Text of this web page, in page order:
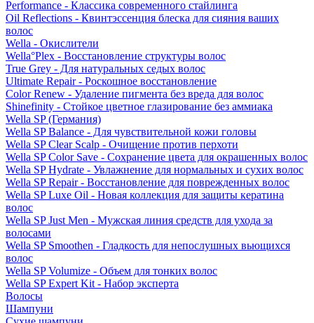
Performance - Классика современного стайлинга
Oil Reflections - Квинтэссенция блеска для сияния ваших
волос
Wella - Окислители
Wella°Plex - Восстановление структуры волос
True Grey - Для натуральных седых волос
Ultimate Repair - Роскошное восстановление
Color Renew - Удаление пигмента без вреда для волос
Shinefinity - Стойкое цветное глазирование без аммиака
Wella SP (Германия)
Wella SP Balance - Для чувствительной кожи головы
Wella SP Clear Scalp - Очищение против перхоти
Wella SP Color Save - Сохранение цвета для окрашенных волос
Wella SP Hydrate - Увлажнение для нормальных и сухих волос
Wella SP Repair - Восстановление для поврежденных волос
Wella SP Luxe Oil - Новая коллекция для защиты кератина
волос
Wella SP Just Men - Мужская линия средств для ухода за
волосами
Wella SP Smoothen - Гладкость для непослушных вьющихся
волос
Wella SP Volumize - Объем для тонких волос
Wella SP Expert Kit - Набор эксперта
Волосы
Шампуни